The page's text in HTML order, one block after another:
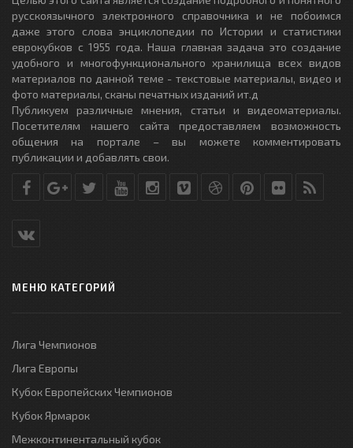
русскоязычного электронного справочника и не побоимся
даже этого слова энциклопедии по Истории и статистики
еврокубков с 1955 года. Наша главная задача это создание
удобного и многофункционального хранилища всех видов
материалов по данной теме - текстовые материалы, видео и
фото материалы, сканы печатных изданий ит.д
Публикуем различные мнения, статьи и видеоматериалы.
Посетителям нашего сайта предоставляем возможность
общения на портале – вы можете комментировать
публикации и добавлять свои.
МЕНЮ КАТЕГОРИЙ
Лига Чемпионов
Лига Европы
Кубок Европейских Чемпионов
Кубок Ярмарок
Межконтинентальный кубок